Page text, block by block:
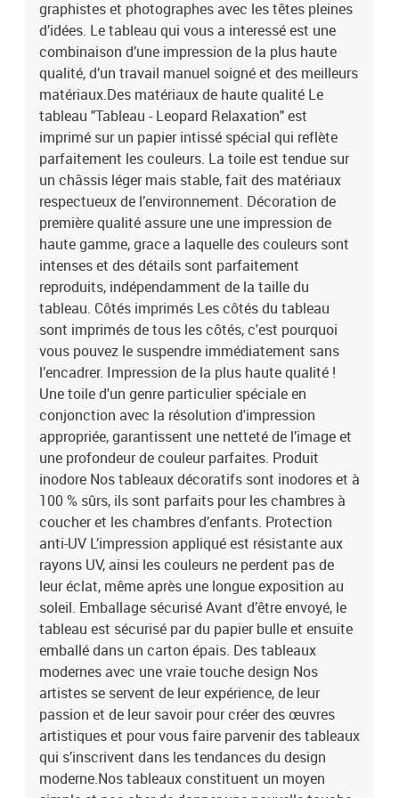
touche à vos intérieurs, et la large gamme de motifs satisfera
chaque goût. Notre offre comprend entre autres des natures
mortes, des paysages, des tableaux modernes pour le salon, des
tableaux abstraits, des reproductions de tableaux d’artistes
connus, des cartes du monde, des tableaux déco industrielle et
beaucoup d’autres.Le tableau est une décoration qui attire les
regards, indépendamment de la pièce dans laquelle il se trouve.
Parmi nos propositions, vous trouverez de grands tableaux pour le
salon, des tableaux majestueux pour les bureaux, des tableaux
apaisants pour les chambres à coucher, des tableaux qui
personnalisent l’intérieur et qui créent une ambiance unique, des
tableaux joyeux pour les chambres d’enfant, etc. Le tableau peut
également décorer les murs dans des endroits moins évidents
comme la cuisine, la salle de bains ou le couloir. Indépendamment
de la pièce où il se trouve, le tableau mural lui donnera un
caractère unique et créera une ambiance cosy pour tous les
habitants et invités. Le tableau est aussi un cadeau original pour
des occasions telles que :les anniversaires,le mariage comme
symbole d’une nouvelle vie,les pendaisons de crémaillère,Noël,la
Saint-Valentin,itp.Laissez le tableau "Tableau - Leopard
Relaxation" changer votre maison et celles de vos proches !
Dimensions des panneaux:100x50: 20x30 20x40 20x50 20x40
20x30200x100: 40x60 40x80 40x100 40x80 40x60
graphistes et photographes avec les têtes pleines
d’idées. Le tableau qui vous a interessé est une
combinaison d’une impression de la plus haute
qualité, d’un travail manuel soigné et des meilleurs
matériaux.Des matériaux de haute qualité Le
tableau "Tableau - Leopard Relaxation" est
imprimé sur un papier intissé spécial qui reflète
parfaitement les couleurs. La toile est tendue sur
un châssis léger mais stable, fait des matériaux
respectueux de l’environnement. Décoration de
première qualité assure une une impression de
haute gamme, grace a laquelle des couleurs sont
intenses et des détails sont parfaitement
reproduits, indépendamment de la taille du
tableau. Côtés imprimés Les côtés du tableau
sont imprimés de tous les côtés, c'est pourquoi
vous pouvez le suspendre immédiatement sans
l’encadrer. Impression de la plus haute qualité !
Une toile d'un genre particulier spéciale en
conjonction avec la résolution d'impression
appropriée, garantissent une netteté de l’image et
une profondeur de couleur parfaites. Produit
inodore Nos tableaux décoratifs sont inodores et à
100 % sûrs, ils sont parfaits pour les chambres à
coucher et les chambres d’enfants. Protection
anti-UV L’impression appliqué est résistante aux
rayons UV, ainsi les couleurs ne perdent pas de
leur éclat, même après une longue exposition au
soleil. Emballage sécurisé Avant d’être envoyé, le
tableau est sécurisé par du papier bulle et ensuite
emballé dans un carton épais. Des tableaux
modernes avec une vraie touche design Nos
artistes se servent de leur expérience, de leur
passion et de leur savoir pour créer des œuvres
artistiques et pour vous faire parvenir des tableaux
qui s’inscrivent dans les tendances du design
moderne.Nos tableaux constituent un moyen